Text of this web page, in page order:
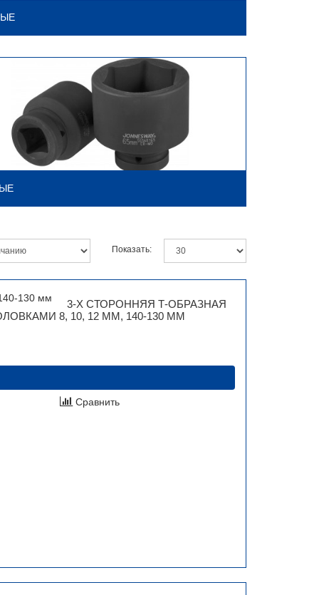
Показать:
3-Х СТОРОННЯЯ Т-ОБРАЗНАЯ
8, 10, 12 ММ, 140-130 ММ
Сравнить